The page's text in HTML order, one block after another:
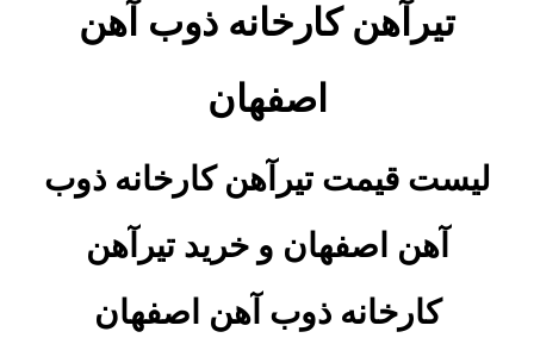
تیرآهن کارخانه ذوب آهن
اصفهان
لیست قیمت تیرآهن کارخانه ذوب
آهن اصفهان و خریدتیرآهن
کارخانه ذوب آهن اصفهان